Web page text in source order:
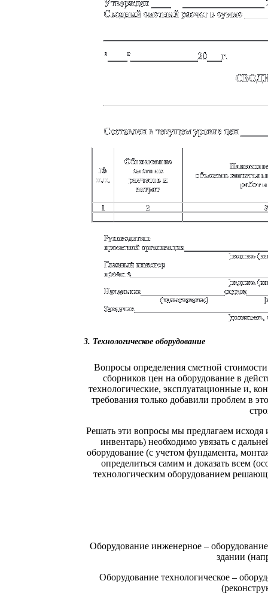
3. Технологическое оборудование
Вопросы определения сметной
сборников цен на оборудование в
технологические, эксплуатационные и,
требования только добавили проблем в
Решать эти вопросы мы предлагаем
инвентарь) необходимо увязать с
оборудование (с учетом фундамента,
определиться самим и доказать всем
технологическим оборудованием
Оборудование инженерное –
здании
Оборудование технологическое–